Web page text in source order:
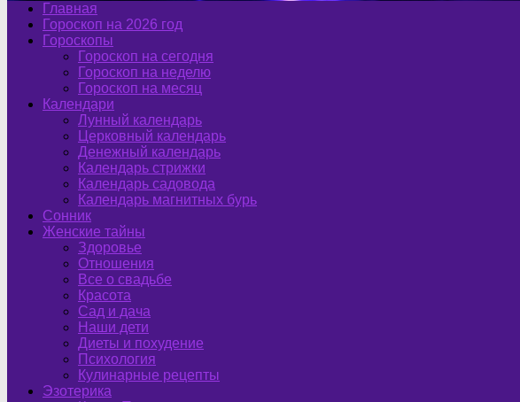
Главная
Гороскоп на 2026 год
Гороскопы
Гороскоп на сегодня
Гороскоп на неделю
Гороскоп на месяц
Календари
Лунный календарь
Церковный календарь
Денежный календарь
Календарь стрижки
Календарь садовода
Календарь магнитных бурь
Сонник
Женские тайны
Здоровье
Отношения
Все о свадьбе
Красота
Сад и дача
Наши дети
Диеты и похудение
Психология
Кулинарные рецепты
Эзотерика